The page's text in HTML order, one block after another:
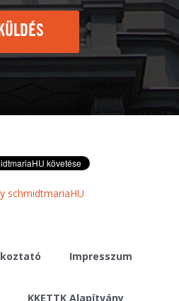
KÜLDÉS
schmidtmariaHU
Impresszum
KKETTK Alapítvány